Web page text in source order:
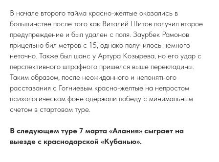
В начале второго тайма красно-желтые оказались в
большинстве после того как Виталий Шитов получил второе
предупреждение и был удален с поля. Заурбек Рамонов
прицельно бил метров с 15, однако получилось немного
неточно. Также был шанс у Артура Козырева, но его удар с
перспективного штрафного пришелся выше перекладины.
Таким образом, после неожиданного и непонятного
расставания с Гогниевым красно-желтые на непростом
психологическом фоне одержали победу с минимальным
счетом в стартовом туре.
В следующем туре 7 марта «Алания» сыграет на
выезде с краснодарской «Кубанью».